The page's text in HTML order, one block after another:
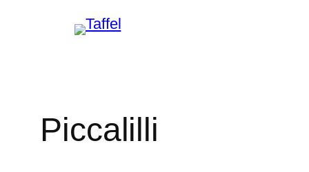
Piccalilli